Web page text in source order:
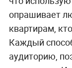
опрашивает
квартирам,
Каждый
аудиторию,